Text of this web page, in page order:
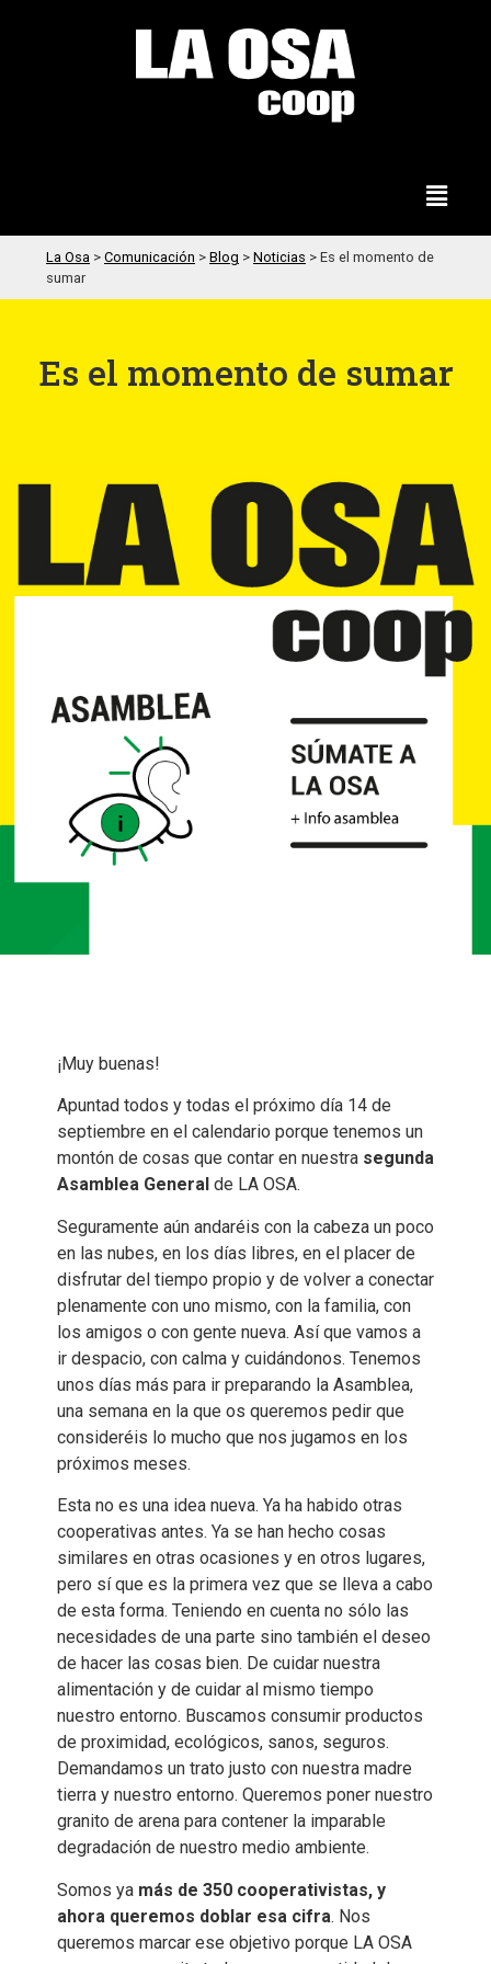
La Osa > Comunicación > Blog > Noticias > Es el momento de
sumar
Es el momento de sumar
¡Muy buenas!
Apuntad todos y todas el próximo día 14 de
septiembre en el calendario porque tenemos un
montón de cosas que contar en nuestra segunda
Asamblea General de LA OSA.
Seguramente aún andaréis con la cabeza un poco
en las nubes, en los días libres, en el placer de
disfrutar del tiempo propio y de volver a conectar
plenamente con uno mismo, con la familia, con
los amigos o con gente nueva. Así que vamos a
ir despacio, con calma y cuidándonos. Tenemos
unos días más para ir preparando la Asamblea,
una semana en la que os queremos pedir que
consideréis lo mucho que nos jugamos en los
próximos meses.
Esta no es una idea nueva. Ya ha habido otras
cooperativas antes. Ya se han hecho cosas
similares en otras ocasiones y en otros lugares,
pero sí que es la primera vez que se lleva a cabo
de esta forma. Teniendo en cuenta no sólo las
necesidades de una parte sino también el deseo
de hacer las cosas bien. De cuidar nuestra
alimentación y de cuidar al mismo tiempo
nuestro entorno. Buscamos consumir productos
de proximidad, ecológicos, sanos, seguros.
Demandamos un trato justo con nuestra madre
tierra y nuestro entorno. Queremos poner nuestro
granito de arena para contener la imparable
degradación de nuestro medio ambiente.
Somos ya más de 350 cooperativistas, y
ahora queremos doblar esa cifra. Nos
queremos marcar ese objetivo porque LA OSA